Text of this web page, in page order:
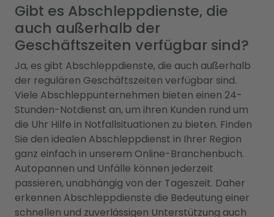
Gibt es Abschleppdienste, die
auch außerhalb der
Geschäftszeiten verfügbar sind?
Ja, es gibt Abschleppdienste, die auch außerhalb
der regulären Geschäftszeiten verfügbar sind.
Viele Abschleppunternehmen bieten einen 24-
Stunden-Notdienst an, um ihren Kunden rund um
die Uhr Hilfe in Notfallsituationen zu bieten. Finden
Sie den idealen Abschleppdienst in Ihrer Region
ganz einfach in unserem Online-Branchenbuch.
Autopannen und Unfälle können jederzeit
passieren, unabhängig von der Tageszeit. Daher
erkennen Abschleppdienste die Bedeutung einer
schnellen und zuverlässigen Unterstützung auch